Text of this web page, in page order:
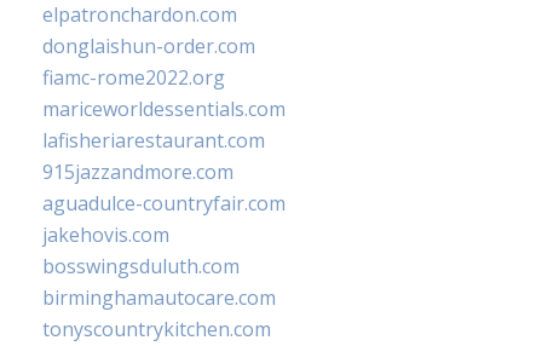
elpatronchardon.com
donglaishun-order.com
fiamc-rome2022.org
mariceworldessentials.com
lafisheriarestaurant.com
915jazzandmore.com
aguadulce-countryfair.com
jakehovis.com
bosswingsduluth.com
birminghamautocare.com
tonyscountrykitchen.com